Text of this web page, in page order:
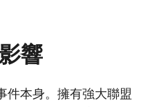
響
件本身。擁有強大聯盟